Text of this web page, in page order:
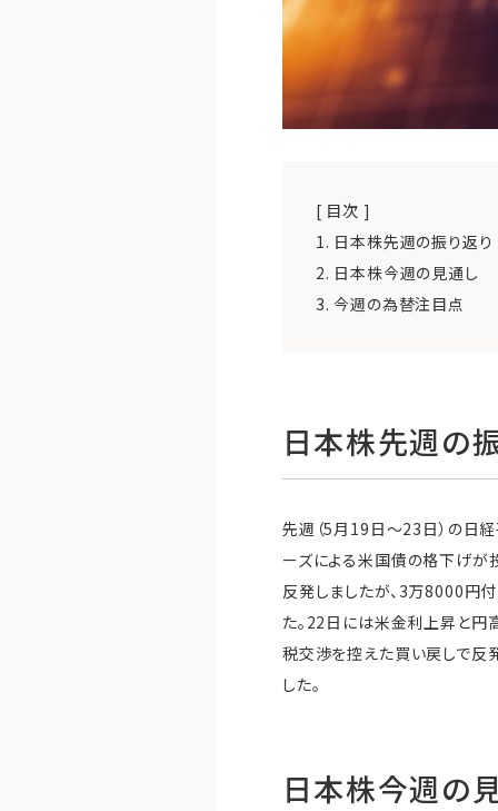
[ 目次 ]
1. 日本株先週の振り返り
2. 日本株今週の見通し
3. 今週の為替注目点
日本株先週の
先週（5月19日〜23日）の日
ーズによる米国債の格下げが
反発しましたが、3万8000円
た。22日には米金利上昇と円
税交渉を控えた買い戻しで反
した。
日本株今週の